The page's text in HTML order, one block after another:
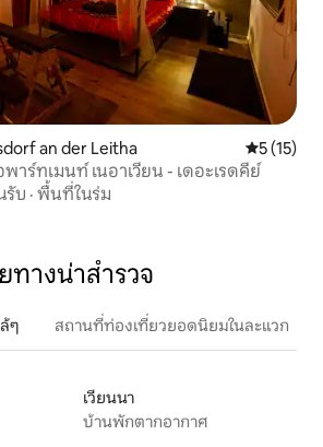
an der Leitha คะแนนเฉลี่
5 (15)
พาร์ทเมนท์ เนอาเวียน - เดอะเรดคีย์
รับ · พื้นที่ในร่ม
างน่าสำรวจ
ๆ สถานที่ท่องเที่ยวยอดนิยมในละแวก
เวียนนา
บ้านพักตากอากาศ